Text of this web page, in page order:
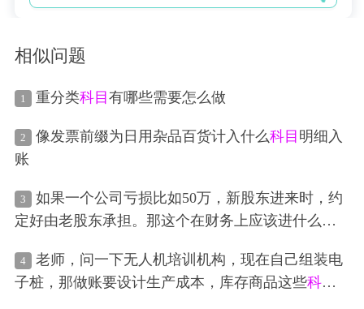
相似问题
1 重分类科目有哪些需要怎么做
2 像发票前缀为日用杂品百货计入什么科目 明细入
账
3
如果一个公司亏损比如50万，新股东进来时，约
定好由老股东承担。那这个在财务上应该进什么 科
4
老师，问一下无人机培训机构，现在自己组装电
子桩，那做账要设计生产成本，库存商品这些科目